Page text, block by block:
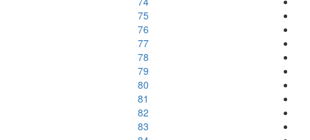
75
76
77
78
79
80
81
82
83